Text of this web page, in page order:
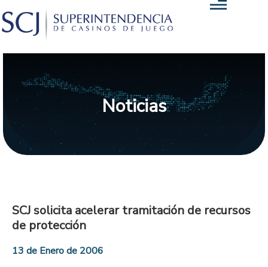
Noticias
SCJ solicita acelerar tramitación de recursos
de protección
13 de Enero de 2006